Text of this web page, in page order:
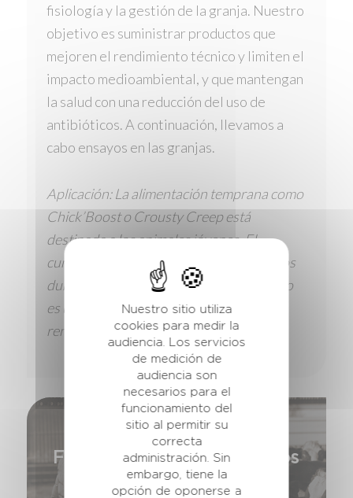
fisiología y la gestión de la granja. Nuestro
objetivo es suministrar productos que
mejoren el rendimiento técnico y limiten el
impacto medioambiental, y que mantengan
la salud con una reducción del uso de
antibióticos. A continuación, llevamos a
cabo ensayos en las granjas.
Aplicación: La alimentación temprana como
Chick’Boost o Crousty Creep está
destinada a los animales jóvenes. El
cumplimiento de los requisitos específicos
durante un período muy corto al principio
es un factor clave para el éxito del
rendimiento en el futuro.
Formulación de productos
específicos
Nuestro sitio utiliza
cookies para medir la
audiencia. Los servicios
de medición de
audiencia son
necesarios para el
funcionamiento del
sitio al permitir su
correcta
administración. Sin
embargo, tiene la
opción de oponerse a